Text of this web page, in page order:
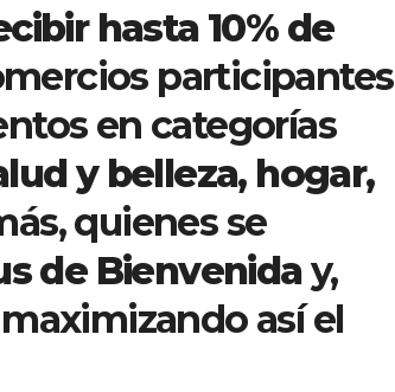
hasta 10% de
participantes
en categorías
y belleza, hogar,
quienes se
de Bienveniday,
así el